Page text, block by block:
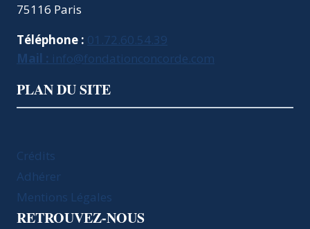
75116 Paris
Téléphone : 01.72.60.54.39
Mail : info@fondationconcorde.com
PLAN DU SITE
Crédits
Adhérer
Mentions Légales
RETROUVEZ-NOUS